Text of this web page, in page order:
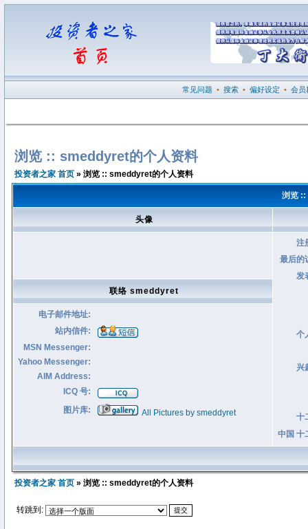
常见问题 • 搜索 • 偏好设定 • 会员
浏览 :: smeddyret的个人资料
投资者之家 首页 » 浏览 :: smeddyret的个人资料
浏览
头像
注
最后的
发
个
兴
十
中国 十
联络 smeddyret
电子邮件地址:
站内信件:
MSN Messenger:
Yahoo Messenger:
AIM Address:
ICQ 号:
图片库:
All Pictures by smeddyret
投资者之家 首页 » 浏览 :: smeddyret的个人资料
转跳到: